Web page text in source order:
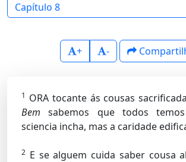
Capítulo 8
+ -
1 ORA tocante ás cousas
Bem sabemos que todos
sciencia incha, mas a caridade
2 E se alguem cuida saber cousa